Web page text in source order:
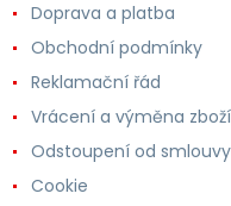
Doprava a platba
Obchodní podmínky
Reklamační řád
Vrácení a výměna zboží
Odstoupení od smlouvy
Cookie